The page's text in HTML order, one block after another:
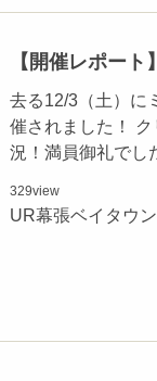
【開催レポー
去る12/3（土）に
催されました！
況！満員御礼でし
329view
UR幕張ベイタウ